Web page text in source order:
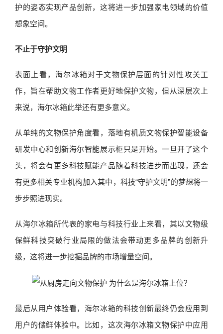
护的姿态实现产品创新，这将进一步加强家电领域的价值
想象空间。
不止于守护文明
表面上看，海尔冰箱对于文物保护层面的针对性攻关工
作，旨在帮助文物工作者更好地保护文物，但从深层次上
来说，海尔冰箱此举还有更多意义。
从单纯的文物保护角度看，落地有机质文物保护智能设备
研发中心和创新海尔智能展示柜只是开始。一旦开了这个
头，将会有更多科技赋能产品随着科技进步而出现，还会
有更多相关专业机构加入其中，科技“守护文明”的梦想将一
步步照进现实。
从海尔冰箱所代表的家电与科技行业上来看，其以文物级
保鲜科技突破行业局限的做法会带动更多品牌的创新升
级，这将进一步挖掘品牌的市场增量空间。
最后从用户体验看，海尔冰箱的科技创新最终仍会应用到
用户的储鲜体验中。比如，这次海尔冰箱文物保护中应用